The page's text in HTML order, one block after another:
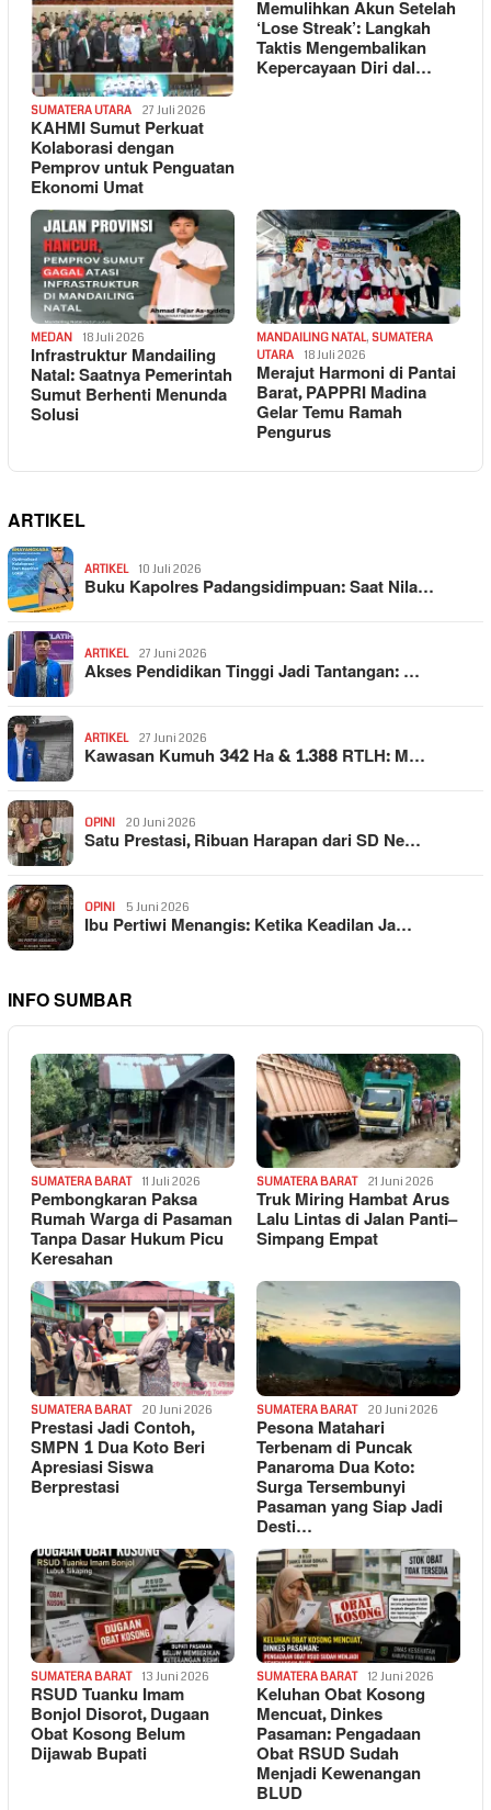
SUMATERA UTARA 27 Juli 2026
KAHMI Sumut Perkuat
Kolaborasi dengan
Pemprov untuk Penguatan
Ekonomi Umat
Memulihkan Akun Setelah
‘Lose Streak’: Langkah
Taktis Mengembalikan
Kepercayaan Diri dal…
MEDAN 18 Juli 2026
Infrastruktur Mandailing
Natal: Saatnya Pemerintah
Sumut Berhenti Menunda
Solusi
MANDAILING NATAL, SUMATERA
UTARA
18 Juli 2026
Merajut Harmoni di Pantai
Barat, PAPPRI Madina
Gelar Temu Ramah
Pengurus
ARTIKEL
ARTIKEL 10 Juli 2026
Buku Kapolres Padangsidimpuan: Saat Nila…
ARTIKEL 27 Juni 2026
Akses Pendidikan Tinggi Jadi Tantangan: …
ARTIKEL 27 Juni 2026
Kawasan Kumuh 342 Ha & 1.388 RTLH: M…
OPINI 20 Juni 2026
Satu Prestasi, Ribuan Harapan dari SD Ne…
OPINI 5 Juni 2026
Ibu Pertiwi Menangis: Ketika Keadilan Ja…
INFO SUMBAR
SUMATERA BARAT 11 Juli 2026
Pembongkaran Paksa
Rumah Warga di Pasaman
Tanpa Dasar Hukum Picu
Keresahan
SUMATERA BARAT 21 Juni 2026
Truk Miring Hambat Arus
Lalu Lintas di Jalan Panti–
Simpang Empat
SUMATERA BARAT 20 Juni 2026
Prestasi Jadi Contoh,
SMPN 1 Dua Koto Beri
Apresiasi Siswa
Berprestasi
SUMATERA BARAT 20 Juni 2026
Pesona Matahari
Terbenam di Puncak
Panaroma Dua Koto:
Surga Tersembunyi
Pasaman yang Siap Jadi
Desti…
SUMATERA BARAT 13 Juni 2026
RSUD Tuanku Imam
Bonjol Disorot, Dugaan
Obat Kosong Belum
Dijawab Bupati
SUMATERA BARAT 12 Juni 2026
Keluhan Obat Kosong
Mencuat, Dinkes
Pasaman: Pengadaan
Obat RSUD Sudah
Menjadi Kewenangan
BLUD